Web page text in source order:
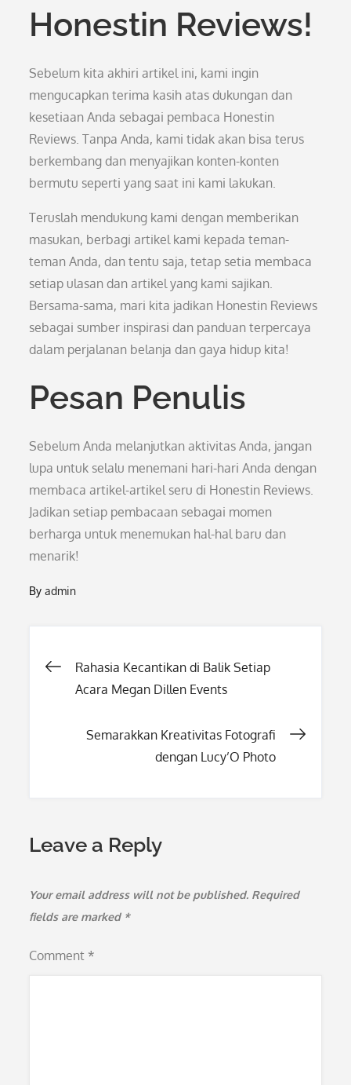
Honestin Reviews!
Sebelum kita akhiri artikel ini, kami ingin
mengucapkan terima kasih atas dukungan dan
kesetiaan Anda sebagai pembaca Honestin
Reviews. Tanpa Anda, kami tidak akan bisa terus
berkembang dan menyajikan konten-konten
bermutu seperti yang saat ini kami lakukan.
Teruslah mendukung kami dengan memberikan
masukan, berbagi artikel kami kepada teman-
teman Anda, dan tentu saja, tetap setia membaca
setiap ulasan dan artikel yang kami sajikan.
Bersama-sama, mari kita jadikan Honestin Reviews
sebagai sumber inspirasi dan panduan terpercaya
dalam perjalanan belanja dan gaya hidup kita!
Pesan Penulis
Sebelum Anda melanjutkan aktivitas Anda, jangan
lupa untuk selalu menemani hari-hari Anda dengan
membaca artikel-artikel seru di Honestin Reviews.
Jadikan setiap pembacaan sebagai momen
berharga untuk menemukan hal-hal baru dan
menarik!
Byadmin
Post
Rahasia Kecantikan di Balik Setiap
Acara Megan Dillen Events
Semarakkan Kreativitas Fotografi
dengan Lucy’O Photo
Leave a Reply
Your email address will not be published. Required
fields are marked *
Comment *